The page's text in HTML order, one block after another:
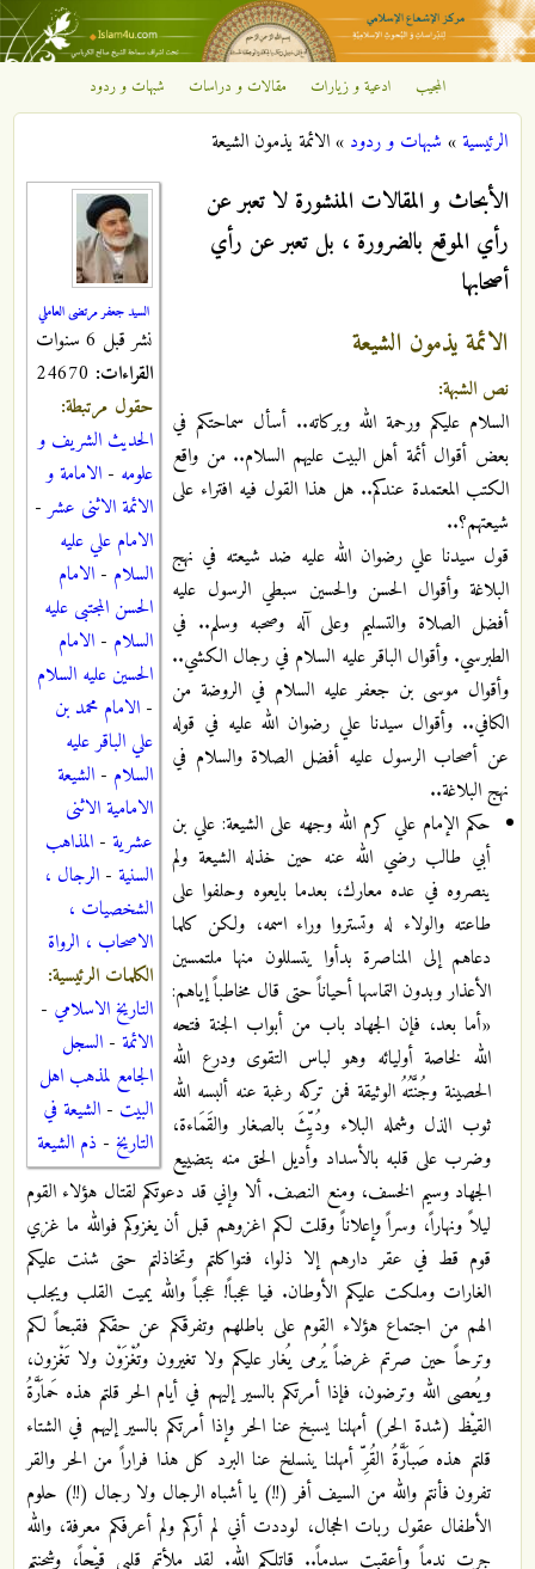
تجاوز إلى المحتوى الرئيسي
مركز
الإشعاع
الإسلامي
المجيب ادعية و زيارات مقالات و دراسات شبهات و ردود
أنت هنا
الرئيسية» شبهات و ردود »الائمة يذمون الشيعة
السيد جعفر مرتضى العاملي
نشر قبل 6 سنوات
القراءات:
حقول مرتبطة:
الحديث الشريف و
علومه - الامامة و
الائمة الاثنى عشر -
الامام علي عليه
السلام - الامام
الحسن المجتبى عليه
السلام - الامام
الحسين عليه السلام
- الامام محمد بن
علي الباقر عليه
السلام - الشيعة
الامامية الاثنى
عشرية - المذاهب
السنية - الرجال ،
الشخصيات ،
الاصحاب ، الرواة
الكلمات الرئيسية:
التاريخ الاسلامي -
الائمة - السجل
الجامع لمذهب اهل
البيت - الشيعة في
التاريخ - ذم الشيعة
الأبحاث و المقالات المنشورة لا تعبر عن
رأي الموقع بالضرورة ، بل تعبر عن رأي
أصحابها
الائمة يذمون الشيعة
نص الشبهة:
السلام عليكم ورحمة الله وبركاته.. أسأل سماحتكم في
بعض أقوال أئمة أهل البيت عليهم السلام.. من واقع
الكتب المعتمدة عندكم.. هل هذا القول فيه افتراء على
شيعتهم؟..
قول سيدنا علي رضوان الله عليه ضد شيعته في نهج
البلاغة وأقوال الحسن والحسين سبطي الرسول عليه
أفضل الصلاة والتسليم وعلى آله وصحبه وسلم.. في
الطبرسي. وأقوال الباقر عليه السلام في رجال الكشي..
وأقوال موسى بن جعفر عليه السلام في الروضة من
الكافي.. وأقوال سيدنا علي رضوان الله عليه في قوله
عن أصحاب الرسول عليه أفضل الصلاة والسلام في
نهج البلاغة..
حكم الإمام علي كرم الله وجهه على الشيعة: علي بن
أبي طالب رضي الله عنه حين خذله الشيعة ولم
ينصروه في عده معارك، بعدما بايعوه وحلفوا على
طاعته والولاء له وتستروا وراء اسمه، ولكن كلما
دعاهم إلى المناصرة بدأوا يتسللون منها ملتمسين
الأعذار وبدون التماسها أحياناً حتى قال مخاطباً إياهم:
«أما بعد، فإن الجهاد باب من أبواب الجنة فتحه
الله لخاصة أوليائه وهو لباس التقوى ودرع الله
الحصينة وجُنَّتُهُ الوثيقة فمن تركه رغبة عنه ألبسه الله
ثوب الذل وشمله البلاء ودُيِّثَ بالصغار والقَمَاءة،
وضرب على قلبه بالأسداد وأديل الحق منه بتضييع
الجهاد وسيم الخسف، ومنع النصف. ألا وإني قد دعوتكم لقتال هؤلاء القوم
ليلاً ونهاراً، وسراً وإعلاناً وقلت لكم اغزوهم قبل أن يغزوكم فوالله ما غزي
قوم قط في عقر دارهم إلا ذلوا، فتواكلتم وتخاذلتم حتى شنت عليكم
الغارات وملكت عليكم الأوطان. فيا عجباً! عجباً والله يميت القلب ويجلب
الهم من اجتماع هؤلاء القوم على باطلهم وتفرقكم عن حقكم فقبحاً لكم
وترحاً حين صرتم غرضاً يُرمى يُغار عليكم ولا تغيرون وتُغْزَوْن ولا تَغْزون،
ويُعصى الله وترضون، فإذا أمرتكم بالسير إليهم في أيام الحر قلتم هذه حَماَرَّةُ
القيْظ (شدة الحر) أمهلنا يسبخ عنا الحر وإذا أمرتكم بالسير إليهم في الشتاء
قلتم هذه صَباَرَّةُ القُرِّ أمهلنا ينسلخ عنا البرد كل هذا فراراً من الحر والقر
تفرون فأنتم والله من السيف أفر (!!) يا أشباه الرجال ولا رجال (!!) حلوم
الأطفال عقول ربات الحجال، لوددت أني لم أركم ولم أعرفكم معرفة، والله
جرت ندماً وأعقبت سدماً.. قاتلكم الله. لقد ملأتم قلبي قيْحاً، وشحنتم